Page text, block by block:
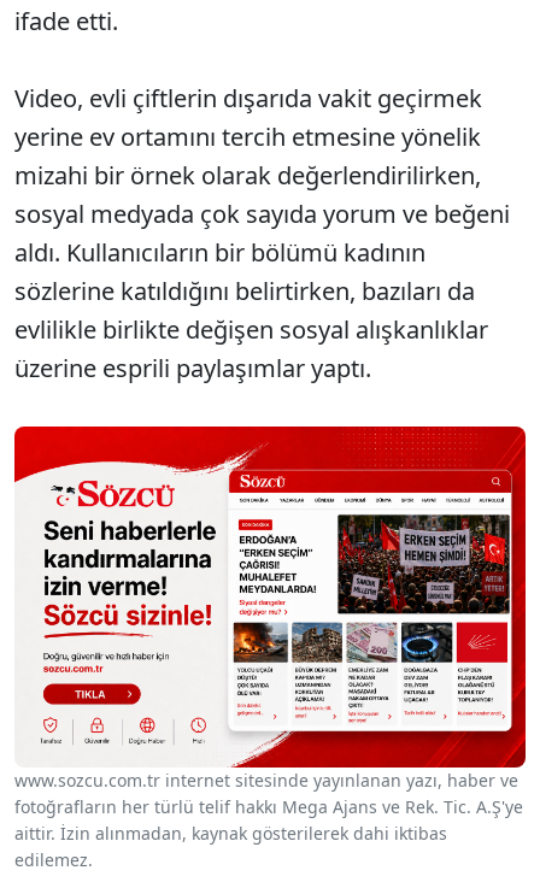
ifade etti.
Video, evli çiftlerin dışarıda vakit geçirmek
yerine ev ortamını tercih etmesine yönelik
mizahi bir örnek olarak değerlendirilirken,
sosyal medyada çok sayıda yorum ve beğeni
aldı. Kullanıcıların bir bölümü kadının
sözlerine katıldığını belirtirken, bazıları da
evlilikle birlikte değişen sosyal alışkanlıklar
üzerine esprili paylaşımlar yaptı.
www.sozcu.com.tr internet sitesinde yayınlanan yazı, haber ve
fotoğrafların her türlü telif hakkı Mega Ajans ve Rek. Tic. A.Ş'ye
aittir. İzin alınmadan, kaynak gösterilerek dahi iktibas
edilemez.